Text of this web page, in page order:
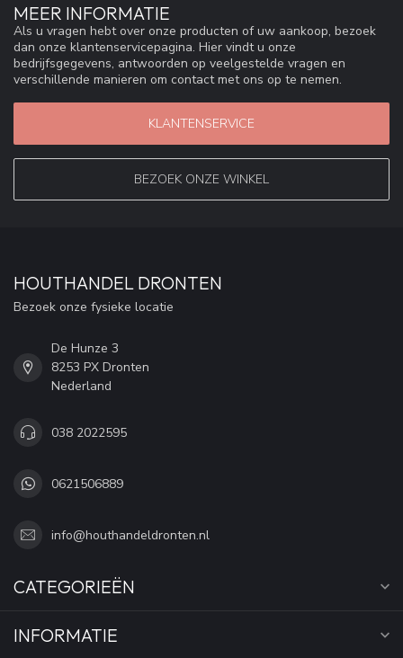
MEER INFORMATIE
Als u vragen hebt over onze producten of uw aankoop, bezoek
dan onze klantenservicepagina. Hier vindt u onze
bedrijfsgegevens, antwoorden op veelgestelde vragen en
verschillende manieren om contact met ons op te nemen.
KLANTENSERVICE
BEZOEK ONZE WINKEL
HOUTHANDEL DRONTEN
Bezoek onze fysieke locatie
De Hunze 3
8253 PX Dronten
Nederland
038 2022595
0621506889
info@houthandeldronten.nl
CATEGORIEËN
INFORMATIE